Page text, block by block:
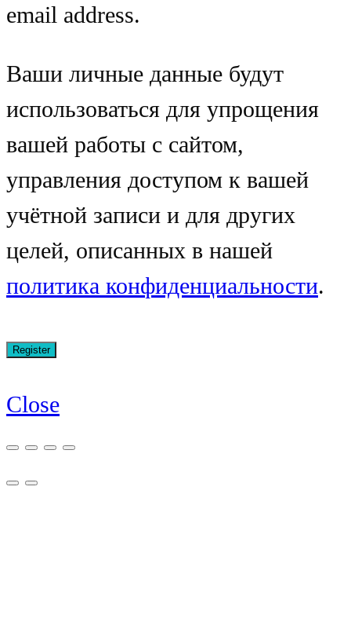
email address.
Ваши личные данные будут
использоваться для упрощения
вашей работы с сайтом,
управления доступом к вашей
учётной записи и для других
целей, описанных в нашей
политика конфиденциальности.
Close